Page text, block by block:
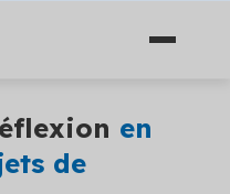
en
de